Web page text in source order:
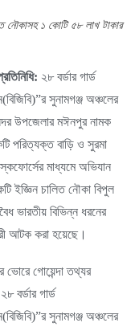
নৌকাসহ ১ কোটি ৫৮ লাখ টাকার
২৮ বর্ডার গার্ড
সুনামগঞ্জ অঞ্চলের
উপজেলার মঈনপুর নামক
পরিত্যক্ত বাড়ি ও সুরমা
মাধ্যমে অভিযান
ইজ্ঞিন চালিত নৌকা বিপুল
ভারতীয় বিভিন্ন ধরনের
আটক করা হয়েছে।
ভোরে গোয়েন্দা তথ্যর
বর্ডার গার্ড
সুনামগঞ্জ অঞ্চলের